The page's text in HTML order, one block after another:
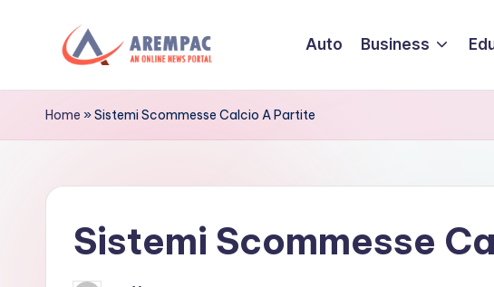
A
r
m
Online
Auto Business
Home »Sistemi Scommesse Calcio A Partite
Sistemi Scommesse